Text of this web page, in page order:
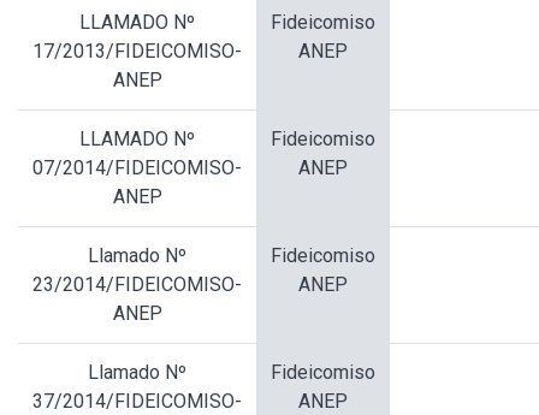
LLAMADO Nº
17/2013/FIDEICOMISO-
ANEP
Fideicomiso
ANEP
LLAMADO Nº
07/2014/FIDEICOMISO-
ANEP
Fideicomiso
ANEP
Llamado Nº
23/2014/FIDEICOMISO-
ANEP
Fideicomiso
ANEP
Llamado Nº
37/2014/FIDEICOMISO-
Fideicomiso
ANEP